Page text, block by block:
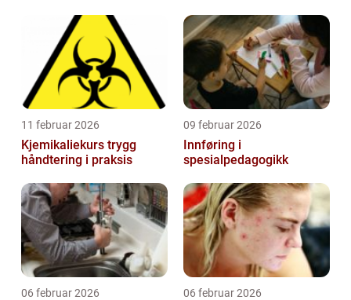
11 februar 2026
Kjemikaliekurs trygg
håndtering i praksis
09 februar 2026
Innføring i
spesialpedagogikk
06 februar 2026 06 februar 2026